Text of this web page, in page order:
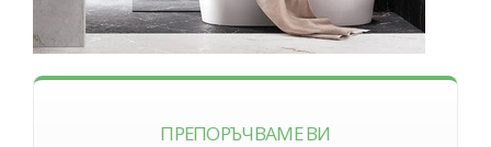
ПРЕПОРЪЧВАМЕ ВИ